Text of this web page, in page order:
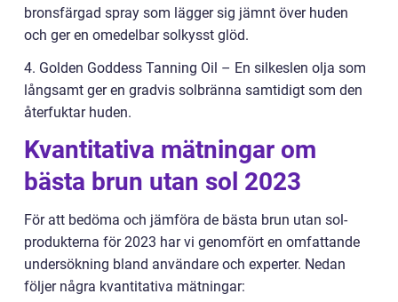
bronsfärgad spray som lägger sig jämnt över huden
och ger en omedelbar solkysst glöd.
4. Golden Goddess Tanning Oil – En silkeslen olja som
långsamt ger en gradvis solbränna samtidigt som den
återfuktar huden.
Kvantitativa mätningar om
bästa brun utan sol 2023
För att bedöma och jämföra de bästa brun utan sol-
produkterna för 2023 har vi genomfört en omfattande
undersökning bland användare och experter. Nedan
följer några kvantitativa mätningar: